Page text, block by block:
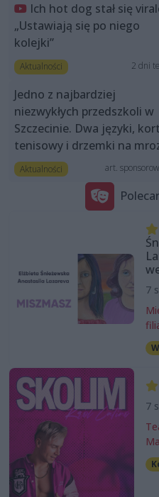
Ich hot dog stał się
„Ustawiają się po niego
kolejki”
Aktualności 2 dni
Jedno z najbardziej
niezwykłych przedszkoli w
Szczecinie. Dwa języki, kort
tenisowy i drzemki na
Aktualności art.
7
7